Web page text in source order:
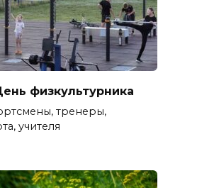
физкультурника
тренеры,
учителя